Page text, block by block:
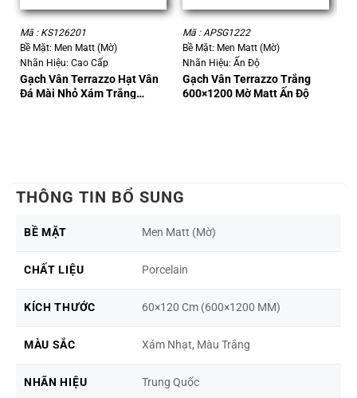
Mã : KS126201
Bề Mặt: Men Matt (Mờ)
Nhãn Hiệu: Cao Cấp
Gạch Vân Terrazzo Hạt Vân
Đá Mài Nhỏ Xám Trắng
Mã : APSG1222
Bề Mặt: Men Matt (Mờ)
Nhãn Hiệu: Ấn Độ
Gạch Vân Terrazzo Trắng
600×1200 Mờ Matt Ấn Độ
THÔNG TIN BỔ SUNG
BỀ MẶT Men Matt (Mờ)
CHẤT LIỆU Porcelain
KÍCH THƯỚC 60×120 Cm (600×1200 MM)
MÀU SẮC Xám Nhạt, Màu Trắng
NHÃN HIỆU Trung Quốc